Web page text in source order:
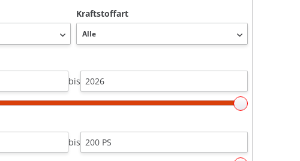
Kraftstoffart
bis
bis